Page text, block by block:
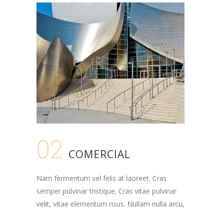
02 COMERCIAL
Nam fermentum vel felis at laoreet. Cras
semper pulvinar tristique. Cras vitae pulvinar
velit, vitae elementum risus. Nullam nulla arcu,